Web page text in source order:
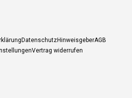
DatenschutzHinweisgeberAGB
Vertrag widerrufen